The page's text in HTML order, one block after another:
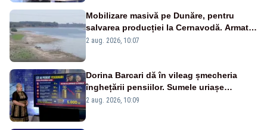
Mobilizare masivă pe Dunăre, pentru
salvarea producției la Cernavodă. Armata
va detona o stâncă și va devia apa
2 aug. 2026, 10:07
Dorina Barcari dă în vileag șmecheria
înghețării pensiilor. Sumele uriașe
pierdute de fiecare român
2 aug. 2026, 10:09